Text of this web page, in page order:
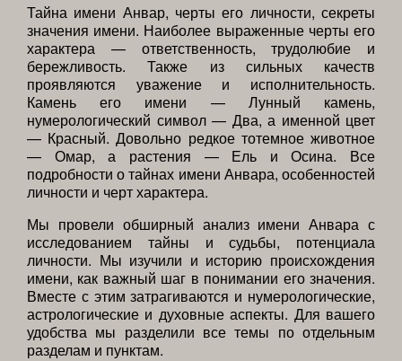
Тайна имени Анвар, черты его личности, секреты
значения имени. Наиболее выраженные черты его
характера — ответственность, трудолюбие и
бережливость. Также из сильных качеств
проявляются уважение и исполнительность.
Камень его имени — Лунный камень,
нумерологический символ — Два, а именной цвет
— Красный. Довольно редкое тотемное животное
— Омар, а растения — Ель и Осина. Все
подробности о тайнах имени Анвара, особенностей
личности и черт характера.
Мы провели обширный анализ имени Анвара с
исследованием тайны и судьбы, потенциала
личности. Мы изучили и историю происхождения
имени, как важный шаг в понимании его значения.
Вместе с этим затрагиваются и нумерологические,
астрологические и духовные аспекты. Для вашего
удобства мы разделили все темы по отдельным
разделам и пунктам.